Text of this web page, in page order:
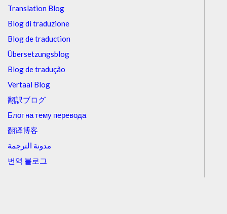
Translation Blog
Blog di traduzione
Blog de traduction
Übersetzungsblog
Blog de tradução
Vertaal Blog
翻訳ブログ
Блог на тему перевода
翻译博客
مدونة الترجمة
번역 블로그